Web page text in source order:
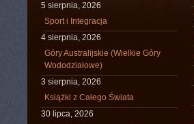
5 sierpnia, 2026
Sport i Integracja
4 sierpnia, 2026
Góry Australijskie (Wielkie Góry
Wododziałowe)
3 sierpnia, 2026
Książki z Całego Świata
30 lipca, 2026